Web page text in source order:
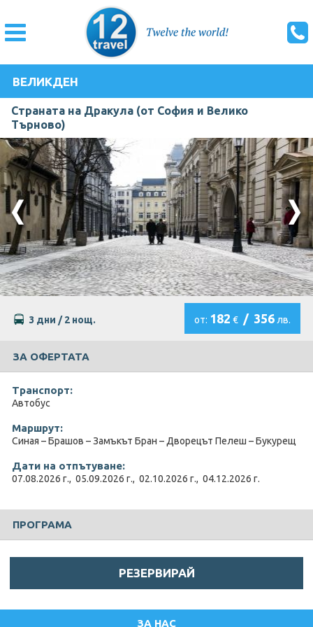
ВЕЛИКДЕН
Страната на Дракула (от София и Велико
Търново)
3 дни / 2 нощ. от: 182 € / 356 лв.
ЗА ОФЕРТАТА
Транспорт:
Автобус
Маршрут:
Синая – Брашов – Замъкът Бран – Дворецът Пелеш – Букурещ
Дати на отпътуване:
07.08.2026 г., 05.09.2026 г., 02.10.2026 г., 04.12.2026 г.
ПРОГРАМА
РЕЗЕРВИРАЙ
ЗА НАС